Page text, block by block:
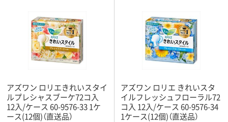
アズワン ロリエきれいスタイ
ルプレシャスブーケ72コ入
12入/ケース 60-9576-33 1ケ
ース(12個)（直送品）
アズワン ロリエ きれいスタ
イルフレッシュフローラル72
コ入 12入/ケース 60-9576-34
1ケース(12個)（直送品）